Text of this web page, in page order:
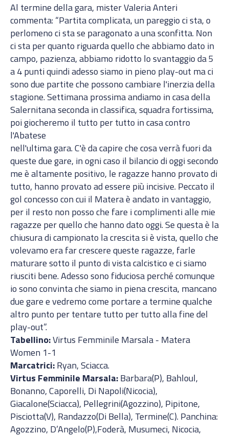
Al termine della gara, mister Valeria Anteri
commenta: “Partita complicata, un pareggio ci sta, o
perlomeno ci sta se paragonato a una sconfitta. Non
ci sta per quanto riguarda quello che abbiamo dato in
campo, pazienza, abbiamo ridotto lo svantaggio da 5
a 4 punti quindi adesso siamo in pieno play-out ma ci
sono due partite che possono cambiare l'inerzia della
stagione. Settimana prossima andiamo in casa della
Salernitana seconda in classifica, squadra fortissima,
poi giocheremo il tutto per tutto in casa contro
l'Abatese
nell'ultima gara. C'è da capire che cosa verrà fuori da
queste due gare, in ogni caso il bilancio di oggi secondo
me è altamente positivo, le ragazze hanno provato di
tutto, hanno provato ad essere più incisive. Peccato il
gol concesso con cui il Matera è andato in vantaggio,
per il resto non posso che fare i complimenti alle mie
ragazze per quello che hanno dato oggi. Se questa è la
chiusura di campionato la crescita si è vista, quello che
volevamo era far crescere queste ragazze, farle
maturare sotto il punto di vista calcistico e ci siamo
riusciti bene. Adesso sono fiduciosa perché comunque
io sono convinta che siamo in piena crescita, mancano
due gare e vedremo come portare a termine qualche
altro punto per tentare tutto per tutto alla fine del
play-out”.
Tabellino:Virtus Femminile Marsala - Matera
Women 1-1
Marcatrici:Ryan, Sciacca.
Virtus Femminile Marsala:Barbara(P), Bahloul,
Bonanno, Caporelli, Di Napoli(Nicocia),
Giacalone(Sciacca), Pellegrini(Agozzino), Pipitone,
Pisciotta(V), Randazzo(Di Bella), Termine(C). Panchina:
Agozzino, D’Angelo(P),Foderà, Musumeci, Nicocia,